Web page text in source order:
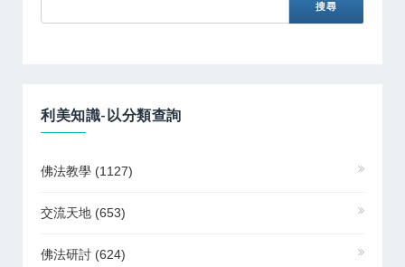
利美知識-以分類查詢
佛法教學 (1127)
交流天地 (653)
佛法研討 (624)